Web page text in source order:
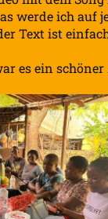
werde ich auf
Text ist
es ein